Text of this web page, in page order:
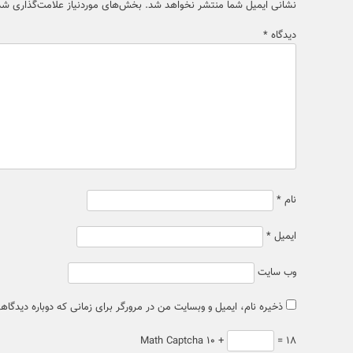
نشانی ایمیل شما منتشر نخواهد شد. بخش‌های موردنیاز علامت‌گذاری
دیدگاه *
نام *
ایمیل *
وب‌ سایت
ذخیره نام، ایمیل و وبسایت من در مرورگر برای زمانی که دوباره
Math Captcha ۱۰ + = ۱۸